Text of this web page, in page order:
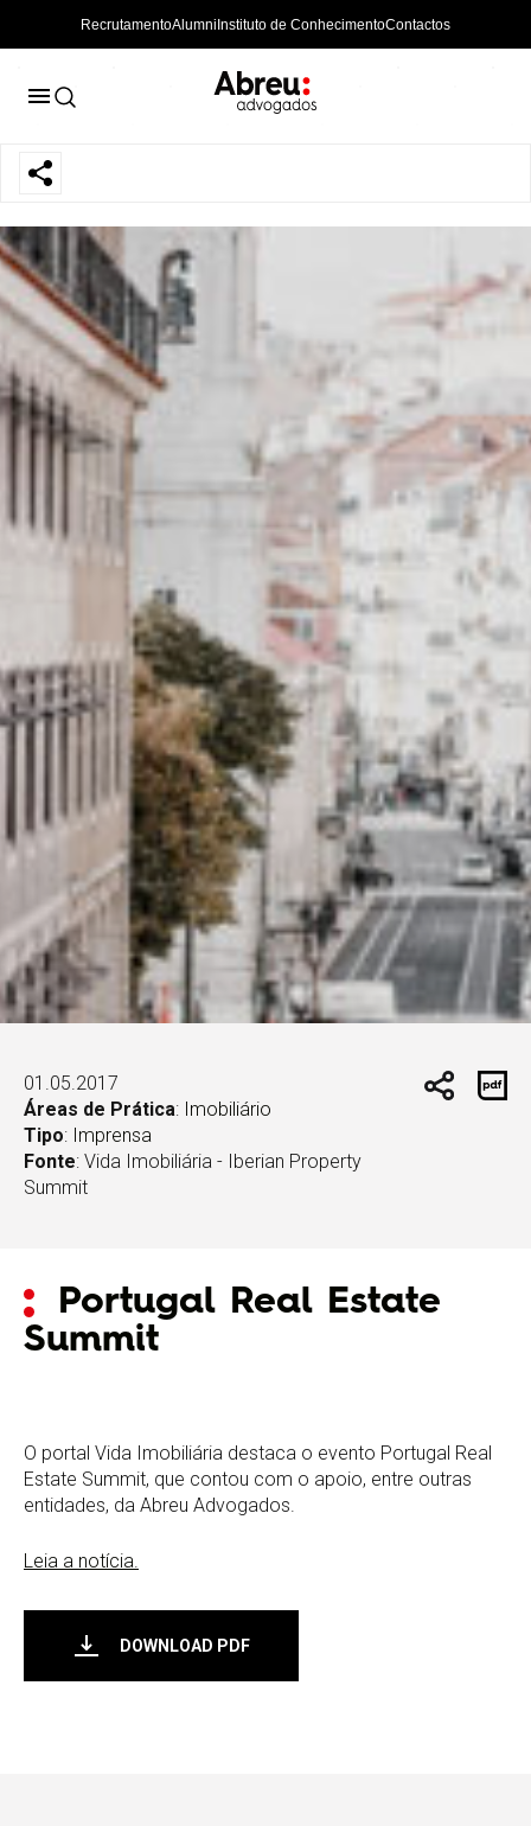
RecrutamentoAlumni Instituto de ConhecimentoContactos
01.05.2017
Áreas de Prática: Imobiliário
Tipo: Imprensa
Fonte: Vida Imobiliária - Iberian Property
Summit
Portugal Real Estate
Summit
O portal Vida Imobiliária destaca o evento Portugal Real
Estate Summit, que contou com o apoio, entre outras
entidades, da Abreu Advogados.
Leia a notícia.
DOWNLOAD PDF